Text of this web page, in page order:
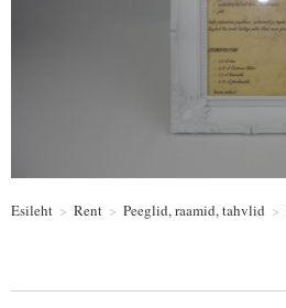
Esileht > Rent > Peeglid, raamid, tahvlid >